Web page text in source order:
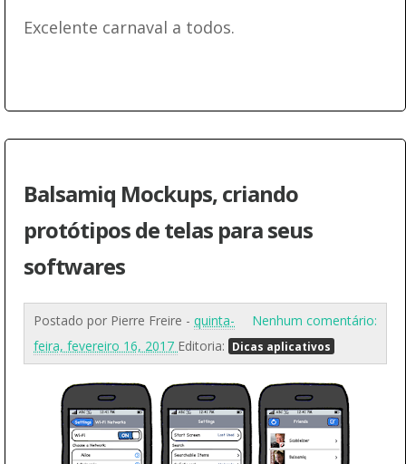
Excelente carnaval a todos.
Balsamiq Mockups, criando
protótipos de telas para seus
softwares
Nenhum comentário:
Postado por Pierre Freire - quinta-
feira, fevereiro 16, 2017 Editoria: Dicas aplicativos